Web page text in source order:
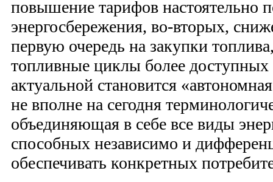
повышение тарифов настоятельно
энергосбережения, во-вторых,
первую очередь на закупки
топливные циклы более доступных
актуальной становится
не вполне на сегодня
объединяющая в себе все виды
способных независимо и
обеспечивать конкретных